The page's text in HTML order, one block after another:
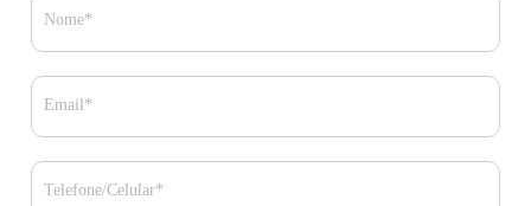
Nome*
Email*
Telefone/Celular*